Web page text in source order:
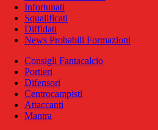
Infortunati
Squalificati
Diffidati
News Probabili Formazioni
Consigli Fantacalcio
Portieri
Difensori
Centrocampisti
Attaccanti
Mantra